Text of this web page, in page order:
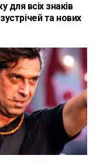
всіх знаків
та нових